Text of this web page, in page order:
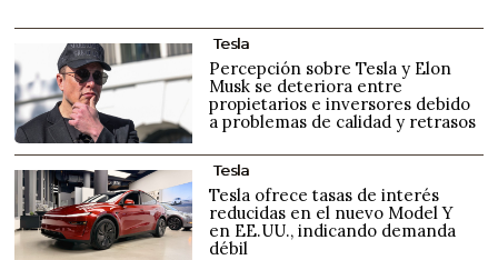
Tesla
Percepción sobre Tesla y Elon
Musk se deteriora entre
propietarios e inversores debido
a problemas de calidad y retrasos
Tesla
Tesla ofrece tasas de interés
reducidas en el nuevo Model Y
en EE.UU., indicando demanda
débil